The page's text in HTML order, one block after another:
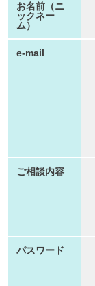
お名前（ニ
ックネー
ム）
e-mail
ご相談内容
パスワード